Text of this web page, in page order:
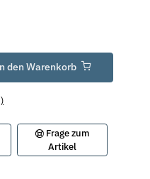
den Warenkorb
Frage zum
Artikel